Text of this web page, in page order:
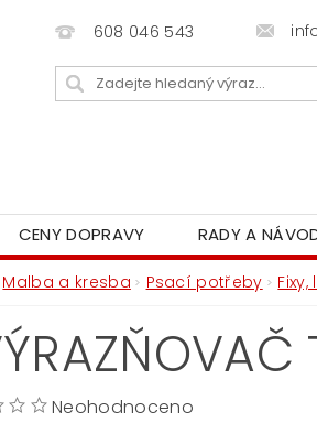
608 046 543
CENY DOPRAVY RADY A
Malba a kresba Psací potřeby
Neohodnoceno